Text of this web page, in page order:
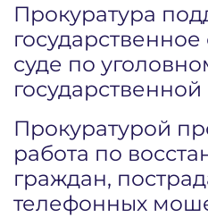
Прокуратура
суде по
Прокуратурой
работа по
граждан,
телефонных